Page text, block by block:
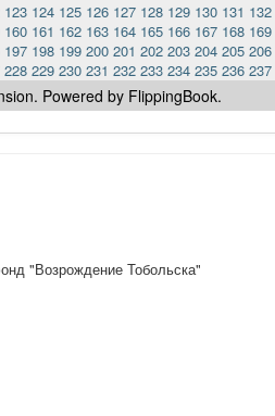
123 124 125 126 127 128 129 130 131 132
160 161 162 163 164 165 166 167 168 169
197 198 199 200 201 202 203 204 205 206
228 229 230 231 232 233 234 235 236 237
Powered by FlippingBook.
"Возрождение Тобольска"